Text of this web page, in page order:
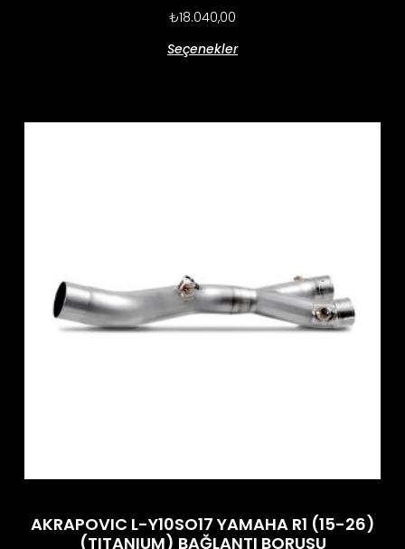
₺18.040,00
Seçenekler
AKRAPOVIC L-Y10SO17 YAMAHA R1 (15-26)
(TITANIUM) BAĞLANTI BORUSU